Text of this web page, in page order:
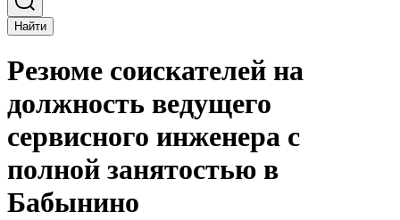
Найти
Резюме соискателей на
должность ведущего
сервисного инженера с
полной занятостью в
Бабынино